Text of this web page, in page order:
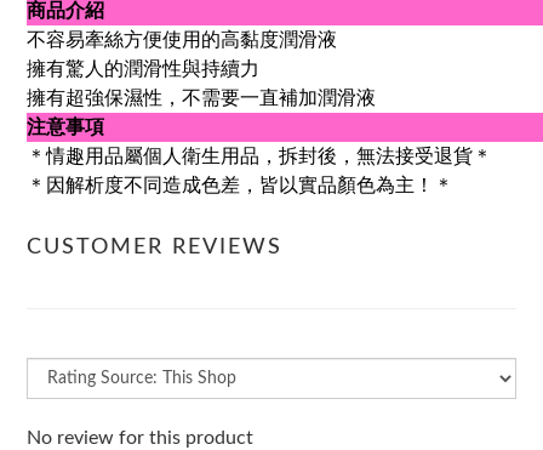
商品介紹
不容易牽絲方便使用的高黏度潤滑液
擁有驚人的潤滑性與持續力
擁有超強保濕性，不需要一直補加潤滑液
注意事項
＊情趣用品屬個人衛生用品，拆封後，無法接受退貨＊
＊因解析度不同造成色差，皆以實品顏色為主！＊
CUSTOMER REVIEWS
No review for this product